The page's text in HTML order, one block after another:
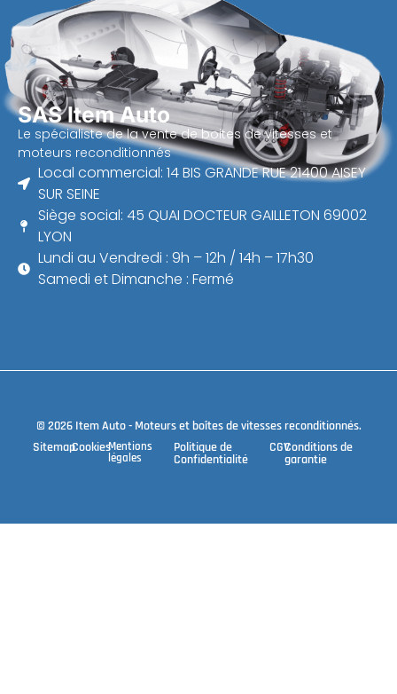
SAS Item Auto
Le spécialiste de la vente de boites de vitesses et
moteurs reconditionnés
Local commercial: 14 BIS GRANDE RUE 21400 AISEY
SUR SEINE
Siège social: 45 QUAI DOCTEUR GAILLETON 69002
LYON
Lundi au Vendredi : 9h – 12h / 14h – 17h30
Samedi et Dimanche : Fermé
© 2026 Item Auto - Moteurs et boîtes de vitesses reconditionnés.
SitemapCookiesMentions
légales
Politique de
Confidentialité
CGVConditions de
garantie